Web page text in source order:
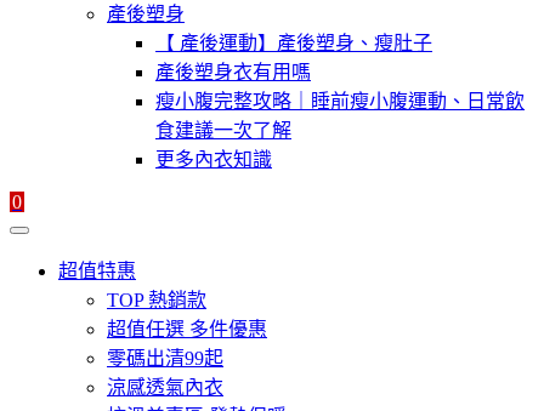
產後塑身
【 產後運動】產後塑身、瘦肚子
產後塑身衣有用嗎
瘦小腹完整攻略｜睡前瘦小腹運動、日常飲
食建議一次了解
更多內衣知識
0
超值特惠
TOP 熱銷款
超值任選 多件優惠
零碼出清99起
涼感透氣內衣